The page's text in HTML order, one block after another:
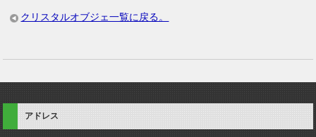
クリスタルオブジェ一覧に戻る。
アドレス